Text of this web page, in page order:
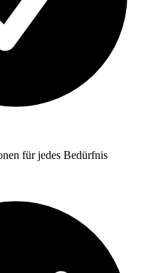
für jedes Bedürfnis